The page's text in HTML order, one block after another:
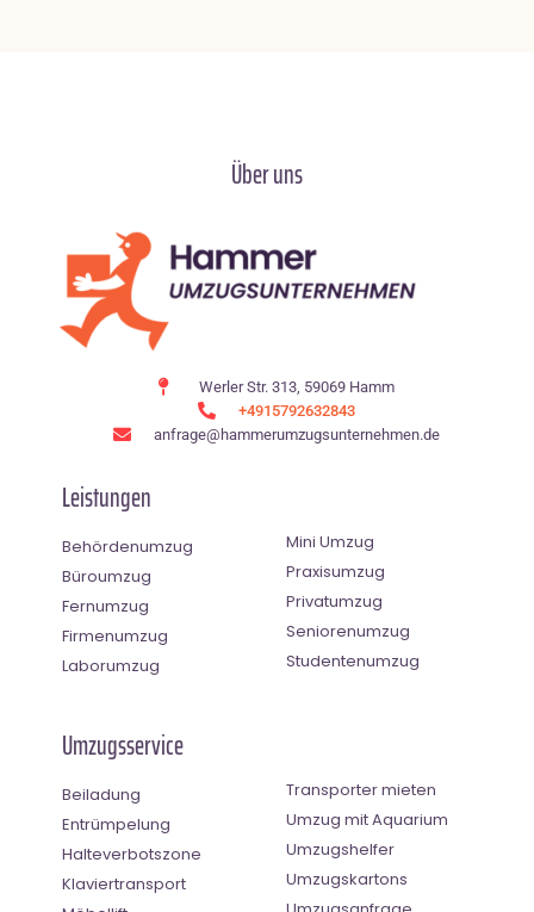
Über uns
Werler Str. 313, 59069 Hamm
+4915792632843
anfrage@hammerumzugsunternehmen.de
Leistungen
Behördenumzug
Büroumzug
Fernumzug
Firmenumzug
Laborumzug
Mini Umzug
Praxisumzug
Privatumzug
Seniorenumzug
Studentenumzug
Umzugsservice
Beiladung
Entrümpelung
Halteverbotszone
Klaviertransport
Transporter mieten
Umzug mit Aquarium
Umzugshelfer
Umzugskartons